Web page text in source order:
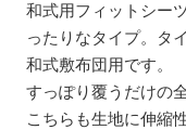
和式用フィットシー
ったりなタイプ。タ
和式敷布団用です。
すっぽり覆うだけの
こちらも生地に伸縮